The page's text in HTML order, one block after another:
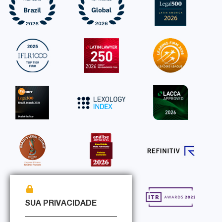
SUA PRIVACIDADE